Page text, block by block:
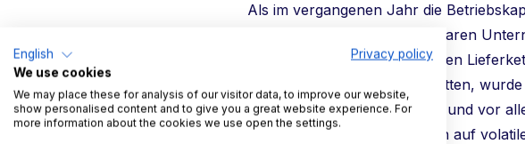
Als im vergangenen Jahr die
reduziert werden mussten, waren
Kundenverhalten und gestörten
digitaler Form abgewickelt hatten,
Denn mit widerstandsfähigen und vor
Management kann am besten auf
English
Privacy policy
We use cookies
We may place these for analysis of our visitor data, to improve our website,
show personalised content and to give you a great website experience. For
more information about the cookies we use open the settings.